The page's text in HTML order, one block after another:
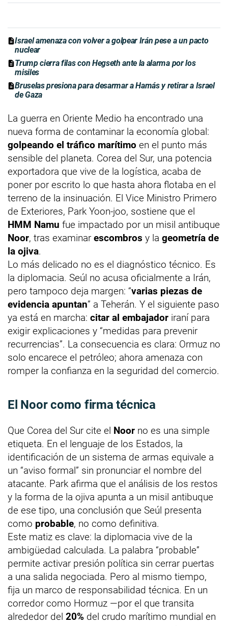
Israel amenaza con volver a golpear Irán pese a un pacto
nuclear
Trump cierra filas con Hegseth ante la alarma por los
misiles
Bruselas presiona para desarmar a Hamás y retirar a Israel
de Gaza
La guerra en Oriente Medio ha encontrado una
nueva forma de contaminar la economía global:
golpeando el tráfico marítimo en el punto más
sensible del planeta. Corea del Sur, una potencia
exportadora que vive de la logística, acaba de
poner por escrito lo que hasta ahora flotaba en el
terreno de la insinuación. El Vice Ministro Primero
de Exteriores, Park Yoon-joo, sostiene que el
HMM Namu fue impactado por un misil antibuque
Noor, tras examinar escombros y la geometría de
la ojiva.
Lo más delicado no es el diagnóstico técnico. Es
la diplomacia. Seúl no acusa oficialmente a Irán,
pero tampoco deja margen: “varias piezas de
evidencia apuntan” a Teherán. Y el siguiente paso
ya está en marcha: citar al embajador iraní para
exigir explicaciones y “medidas para prevenir
recurrencias”. La consecuencia es clara: Ormuz no
solo encarece el petróleo; ahora amenaza con
romper la confianza en la seguridad del comercio.
El Noor como firma técnica
Que Corea del Sur cite el Noor no es una simple
etiqueta. En el lenguaje de los Estados, la
identificación de un sistema de armas equivale a
un “aviso formal” sin pronunciar el nombre del
atacante. Park afirma que el análisis de los restos
y la forma de la ojiva apunta a un misil antibuque
de ese tipo, una conclusión que Seúl presenta
como probable, no como definitiva.
Este matiz es clave: la diplomacia vive de la
ambigüedad calculada. La palabra “probable”
permite activar presión política sin cerrar puertas
a una salida negociada. Pero al mismo tiempo,
fija un marco de responsabilidad técnica. En un
corredor como Hormuz —por el que transita
alrededor del 20% del crudo marítimo mundial en